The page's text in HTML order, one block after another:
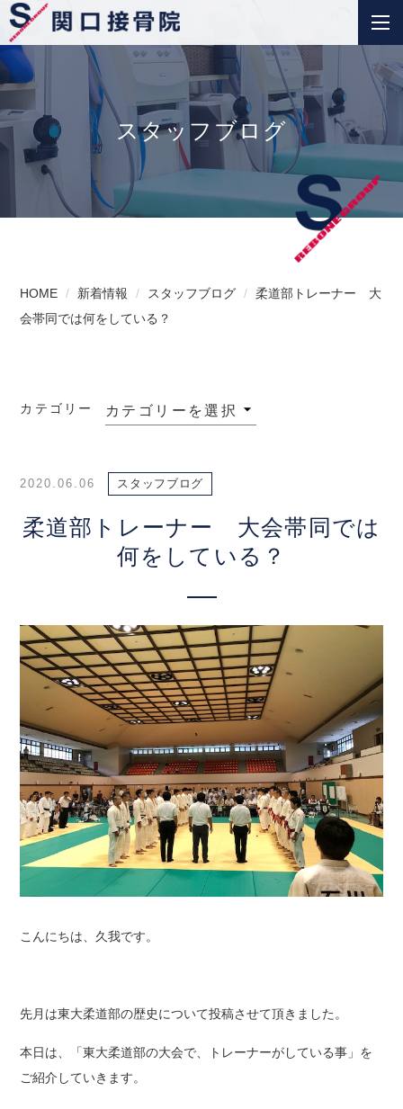
スタッフブログ
HOME 新着情報 スタッフブログ
柔道部トレーナー 大
会帯同では何をしている？
カテゴリー
2020.06.06 スタッフブログ
柔道部トレーナー 大会帯同では
何をしている？
こんにちは、久我です。
先月は東大柔道部の歴史について投稿させて頂きました。
本日は、「東大柔道部の大会で、トレーナーがしている事」を
ご紹介していきます。